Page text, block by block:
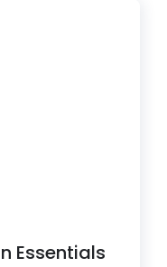
Essentials